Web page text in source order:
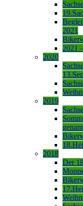
2021
2021
2020
2019
2018
Der